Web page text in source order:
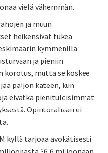
vielä vähemmän.
ja muun
heikensivät tukea
kymmenillä
ja pieniin
korotus, mutta se koskee
paljon käteen, kun
eivätkä pienituloisimmat
Opintorahaan ei
kyllä tarjoaa avokätisesti
36,6 miljoonaan,